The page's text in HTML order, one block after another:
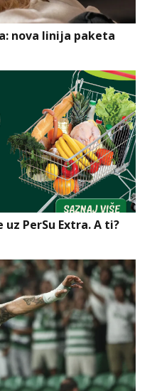
nova linija paketa
uz PerSu Extra. A ti?